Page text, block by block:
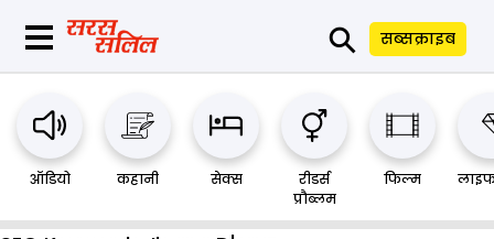
⚲ सब्सक्राइब
ऑडियो कहानी सेक्स
रीडर्स
प्रौब्लम
फिल्म